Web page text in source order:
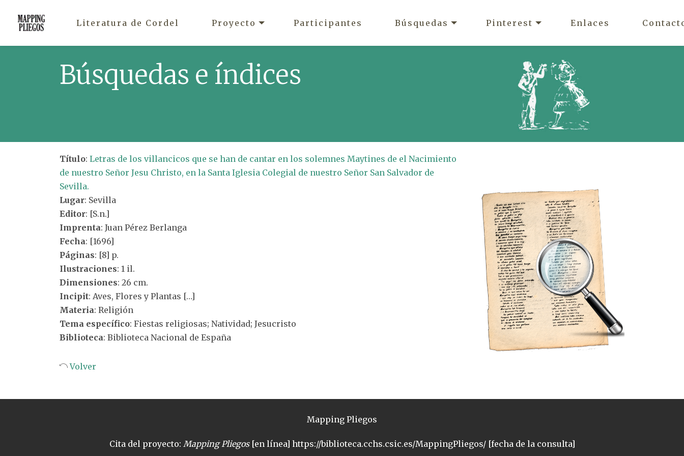
Literatura de Cordel Proyecto Participantes Búsquedas Pinterest Enlaces
Búsquedas e índices
Título: Letras de los villancicos que se han de cantar en los solemnes Maytines de el Nacimiento
de nuestro Señor Jesu Christo, en la Santa Iglesia Colegial de nuestro Señor San Salvador de
Sevilla.
Lugar: Sevilla
Editor: [S.n.]
Imprenta: Juan Pérez Berlanga
Fecha: [1696]
Páginas: [8] p.
Ilustraciones: 1 il.
Dimensiones: 26 cm.
Incipit: Aves, Flores y Plantas […]
Materia: Religión
Tema específico: Fiestas religiosas; Natividad; Jesucristo
Biblioteca: Biblioteca Nacional de España
Volver
Mapping Pliegos
Cita del proyecto: Mapping Pliegos[en línea] https://biblioteca.cchs.csic.es/MappingPliegos/ [fecha de la consulta]